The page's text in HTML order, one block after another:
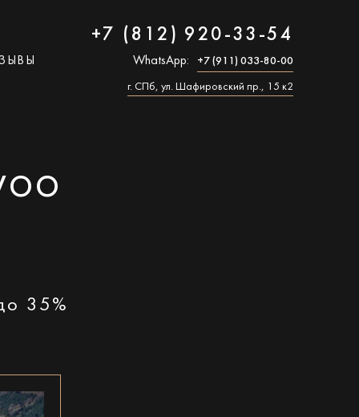
+7 (812) 920-33-54
WhatsApp: +7 (911) 033-80-00
г. СПб, ул. Шафировский пр., 15 к2
35%